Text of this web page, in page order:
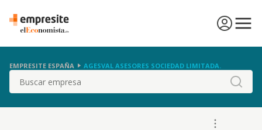
EMPRESITE ESPAÑA AGESVAL ASESORES SOCIEDAD LIMITADA.
Buscar